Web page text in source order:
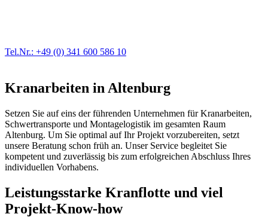
Tel.Nr.: +49 (0) 341 600 586 10
Kranarbeiten in Altenburg
Setzen Sie auf eins der führenden Unternehmen für Kranarbeiten,
Schwertransporte und Montagelogistik im gesamten Raum
Altenburg. Um Sie optimal auf Ihr Projekt vorzubereiten, setzt
unsere Beratung schon früh an. Unser Service begleitet Sie
kompetent und zuverlässig bis zum erfolgreichen Abschluss Ihres
individuellen Vorhabens.
Leistungsstarke Kranflotte und viel
Projekt-Know-how